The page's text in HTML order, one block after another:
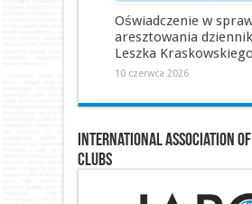
Oświadczenie w
aresztowania
Leszka Kraskowskiego
10 czerwca 2026
International Association of
Clubs